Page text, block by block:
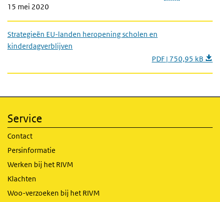
15 mei 2020
Strategieën EU-landen heropening scholen en
kinderdagverblijven
PDF | 750,95 kB
Service
Contact
Persinformatie
Werken bij het RIVM
Klachten
Woo-verzoeken bij het RIVM